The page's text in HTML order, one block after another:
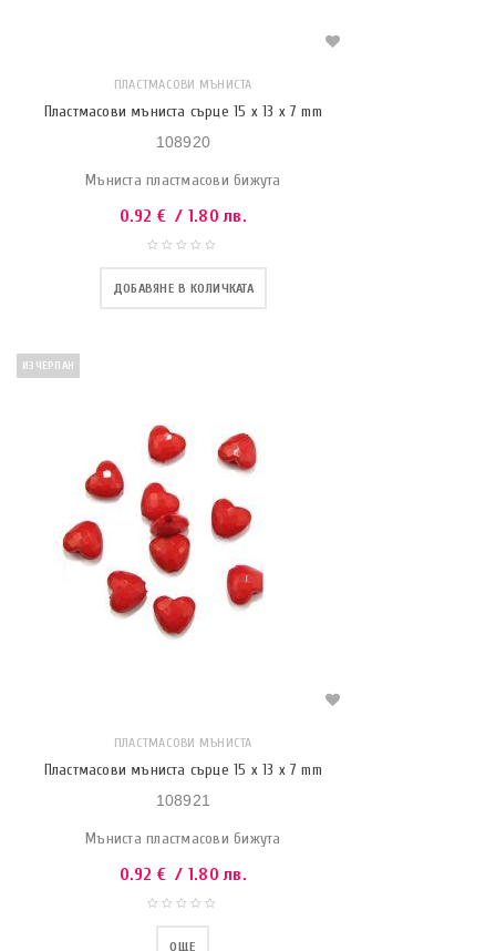
ПЛАСТМАСОВИ МЪНИСТА
Пластмасови мъниста сърце 15 x 13 x 7 mm
108920
Мъниста пластмасови бижута
0.92 € / 1.80 лв.
ДОБАВЯНЕ В КОЛИЧКАТА
ИЗЧЕРПАН
ПЛАСТМАСОВИ МЪНИСТА
Пластмасови мъниста сърце 15 x 13 x 7 mm
108921
Мъниста пластмасови бижута
0.92 € / 1.80 лв.
ОЩЕ